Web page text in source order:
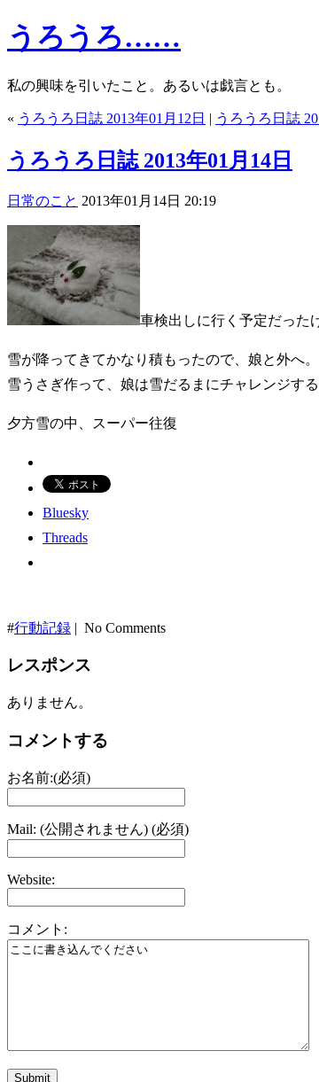
うろうろ……
私の興味を引いたこと。あるいは戯言とも。
« うろうろ日誌 2013年01月12日 | うろうろ日誌
うろうろ日誌 2013年01月14日
日常のこと 2013年01月14日 20:19
車検出しに行く予定だった
雪が降ってきてかなり積もったので、娘と外へ。
雪うさぎ作って、娘は雪だるまにチャレンジす
夕方雪の中、スーパー往復
Bluesky
Threads
#行動記録 | No Comments
レスポンス
ありません。
コメントする
お名前:(必須)
Mail: (公開されません) (必須)
Website:
コメント: